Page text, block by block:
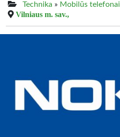
Technika » Mobilūs telefonai
Vilniaus m. sav.,